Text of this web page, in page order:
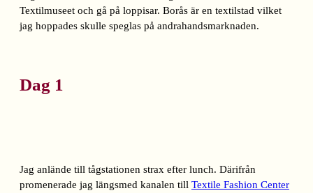
Textilmuseet och gå på loppisar. Borås är en textilstad vilket
jag hoppades skulle speglas på andrahandsmarknaden.
Dag 1
Jag anlände till tågstationen strax efter lunch. Därifrån
promenerade jag längsmed kanalen till Textile Fashion Center